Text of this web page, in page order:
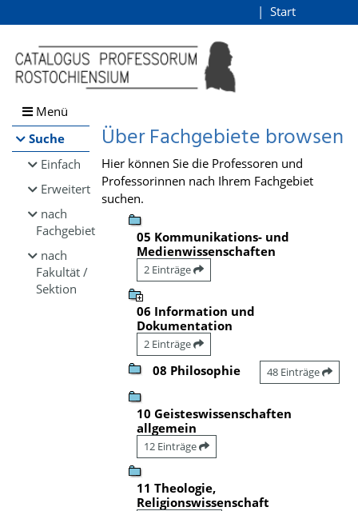
Browsen
direkt zum Inhalt
Start
Menü
Suche
Einfach
Erweitert
nach
Fachgebiet
nach
Fakultät /
Sektion
Über Fachgebiete browsen
Hier können Sie die Professoren und
Professorinnen nach Ihrem Fachgebiet
suchen.
05 Kommunikations- und
Medienwissenschaften
2 Einträge
06 Information und
Dokumentation
2 Einträge
08 Philosophie 48 Einträge
10 Geisteswissenschaften
allgemein
12 Einträge
11 Theologie,
Religionswissenschaft